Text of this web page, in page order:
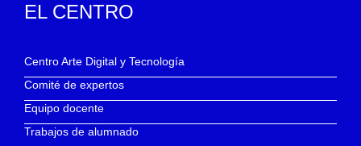
EL CENTRO
Centro Arte Digital y Tecnología
Comité de expertos
Equipo docente
Trabajos de alumnado